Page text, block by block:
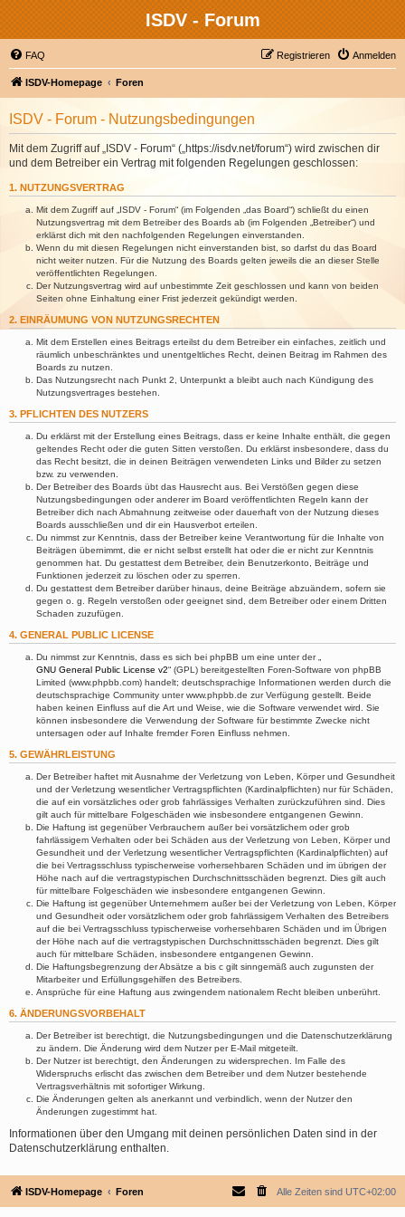
ISDV - Forum
FAQ Anmelden
Registrieren
ISDV-Homepage Foren
ISDV - Forum - Nutzungsbedingungen
Mit dem Zugriff auf „ISDV - Forum“ („https://isdv.net/forum“) wird zwischen dir
und dem Betreiber ein Vertrag mit folgenden Regelungen geschlossen:
1. NUTZUNGSVERTRAG
Mit dem Zugriff auf „ISDV - Forum“ (im Folgenden „das Board“) schließt du einen
Nutzungsvertrag mit dem Betreiber des Boards ab (im Folgenden „Betreiber“) und
erklärst dich mit den nachfolgenden Regelungen einverstanden.
Wenn du mit diesen Regelungen nicht einverstanden bist, so darfst du das Board
nicht weiter nutzen. Für die Nutzung des Boards gelten jeweils die an dieser Stelle
veröffentlichten Regelungen.
Der Nutzungsvertrag wird auf unbestimmte Zeit geschlossen und kann von beiden
Seiten ohne Einhaltung einer Frist jederzeit gekündigt werden.
2. EINRÄUMUNG VON NUTZUNGSRECHTEN
Mit dem Erstellen eines Beitrags erteilst du dem Betreiber ein einfaches, zeitlich und
räumlich unbeschränktes und unentgeltliches Recht, deinen Beitrag im Rahmen des
Boards zu nutzen.
Das Nutzungsrecht nach Punkt 2, Unterpunkt a bleibt auch nach Kündigung des
Nutzungsvertrages bestehen.
3. PFLICHTEN DES NUTZERS
Du erklärst mit der Erstellung eines Beitrags, dass er keine Inhalte enthält, die gegen
geltendes Recht oder die guten Sitten verstoßen. Du erklärst insbesondere, dass du
das Recht besitzt, die in deinen Beiträgen verwendeten Links und Bilder zu setzen
bzw. zu verwenden.
Der Betreiber des Boards übt das Hausrecht aus. Bei Verstößen gegen diese
Nutzungsbedingungen oder anderer im Board veröffentlichten Regeln kann der
Betreiber dich nach Abmahnung zeitweise oder dauerhaft von der Nutzung dieses
Boards ausschließen und dir ein Hausverbot erteilen.
Du nimmst zur Kenntnis, dass der Betreiber keine Verantwortung für die Inhalte von
Beiträgen übernimmt, die er nicht selbst erstellt hat oder die er nicht zur Kenntnis
genommen hat. Du gestattest dem Betreiber, dein Benutzerkonto, Beiträge und
Funktionen jederzeit zu löschen oder zu sperren.
Du gestattest dem Betreiber darüber hinaus, deine Beiträge abzuändern, sofern sie
gegen o. g. Regeln verstoßen oder geeignet sind, dem Betreiber oder einem Dritten
Schaden zuzufügen.
4. GENERAL PUBLIC LICENSE
Du nimmst zur Kenntnis, dass es sich bei phpBB um eine unter der „
GNU General Public License v2“ (GPL) bereitgestellten Foren-Software von phpBB
Limited (www.phpbb.com) handelt; deutschsprachige Informationen werden durch die
deutschsprachige Community unter www.phpbb.de zur Verfügung gestellt. Beide
haben keinen Einfluss auf die Art und Weise, wie die Software verwendet wird. Sie
können insbesondere die Verwendung der Software für bestimmte Zwecke nicht
untersagen oder auf Inhalte fremder Foren Einfluss nehmen.
5. GEWÄHRLEISTUNG
Der Betreiber haftet mit Ausnahme der Verletzung von Leben, Körper und Gesundheit
und der Verletzung wesentlicher Vertragspflichten (Kardinalpflichten) nur für Schäden,
die auf ein vorsätzliches oder grob fahrlässiges Verhalten zurückzuführen sind. Dies
gilt auch für mittelbare Folgeschäden wie insbesondere entgangenen Gewinn.
Die Haftung ist gegenüber Verbrauchern außer bei vorsätzlichem oder grob
fahrlässigem Verhalten oder bei Schäden aus der Verletzung von Leben, Körper und
Gesundheit und der Verletzung wesentlicher Vertragspflichten (Kardinalpflichten) auf
die bei Vertragsschluss typischerweise vorhersehbaren Schäden und im übrigen der
Höhe nach auf die vertragstypischen Durchschnittsschäden begrenzt. Dies gilt auch
für mittelbare Folgeschäden wie insbesondere entgangenen Gewinn.
Die Haftung ist gegenüber Unternehmern außer bei der Verletzung von Leben, Körper
und Gesundheit oder vorsätzlichem oder grob fahrlässigem Verhalten des Betreibers
auf die bei Vertragsschluss typischerweise vorhersehbaren Schäden und im Übrigen
der Höhe nach auf die vertragstypischen Durchschnittsschäden begrenzt. Dies gilt
auch für mittelbare Schäden, insbesondere entgangenen Gewinn.
Die Haftungsbegrenzung der Absätze a bis c gilt sinngemäß auch zugunsten der
Mitarbeiter und Erfüllungsgehilfen des Betreibers.
Ansprüche für eine Haftung aus zwingendem nationalem Recht bleiben unberührt.
6. ÄNDERUNGSVORBEHALT
Der Betreiber ist berechtigt, die Nutzungsbedingungen und die Datenschutzerklärung
zu ändern. Die Änderung wird dem Nutzer per E-Mail mitgeteilt.
Der Nutzer ist berechtigt, den Änderungen zu widersprechen. Im Falle des
Widerspruchs erlischt das zwischen dem Betreiber und dem Nutzer bestehende
Vertragsverhältnis mit sofortiger Wirkung.
Die Änderungen gelten als anerkannt und verbindlich, wenn der Nutzer den
Änderungen zugestimmt hat.
Informationen über den Umgang mit deinen persönlichen Daten sind in der
Datenschutzerklärung enthalten.
ISDV-Homepage Foren Alle Zeiten sind UTC+02:00